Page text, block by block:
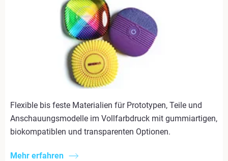
Flexible bis feste Materialien für Prototypen, Teile und
Anschauungsmodelle im Vollfarbdruck mit gummiartigen,
biokompatiblen und transparenten Optionen.
Mehr erfahren